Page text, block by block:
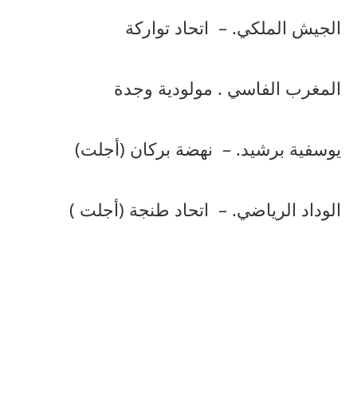
الجيش الملكي. – اتحاد تواركة
المغرب الفاسي . مولودية وجدة
يوسفية برشيد. – نهضة بركان (أجلت)
الوداد الرياضي. – اتحاد طنجة (أجلت )